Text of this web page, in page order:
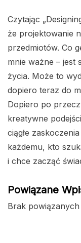
Czytając
że projektowanie
przedmiotów. Co
mnie ważne – jest
życia. Może to
dopiero teraz do
Dopiero po
kreatywne
ciągłe
każdemu, kto
i chce zacząć
Powiązane
Brak powiązanych